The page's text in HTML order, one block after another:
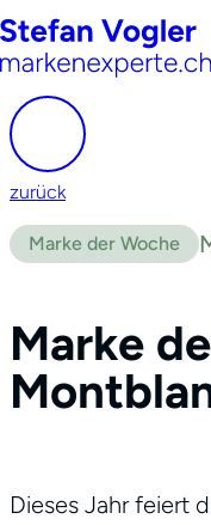
zurück
Marke der Woche
Marke
Dieses Jahr feiert